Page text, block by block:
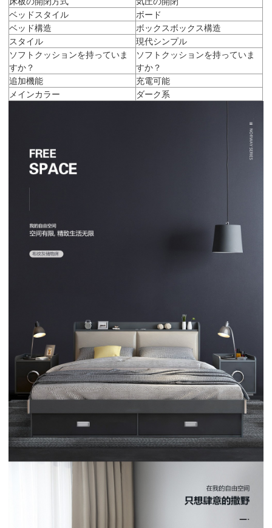
ベッドスタイル
ボード
ベッド構造
ボックスボックス構造
スタイル
現代シンプル
ソフトクッションを持っていま
すか？
ソフトクッションを持っていま
すか？
追加機能
充電可能
メインカラー
ダーク系